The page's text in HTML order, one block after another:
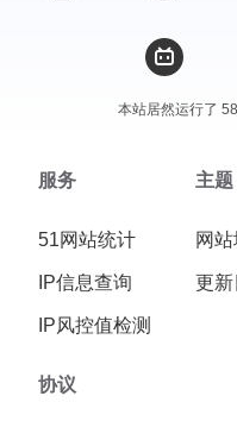
本站居然运行了
服务
51网站统计
IP信息查询
IP风控值检测
主题
网站
更
协议